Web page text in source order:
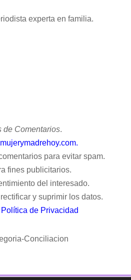
experta en familia.
de Comentarios.
para evitar spam.
fines publicitarios.
del interesado.
y suprimir los datos.
Política de Privacidad